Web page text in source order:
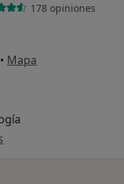
178 opiniones
• Mapa